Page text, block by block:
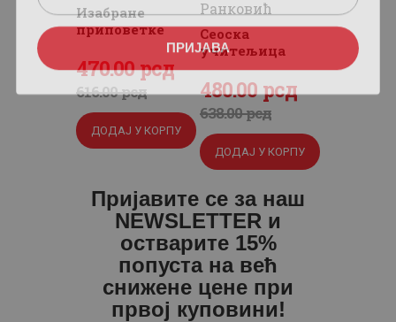
Изабране
приповетке
616.00рсд
Оригинална
цена
је
била:
470.00рсд
Тренутна
цена
је:
470.
рсд.
ДОДАЈ У КОРПУ
Ранковић
Сеоска
учитељица
638.00рсд
Оригинална
цена
је
била:
638 .
0
0
рсд.
480.00рсд
Тренутна
цена
је:
480.
0
0
рсд.
ДОДАЈ У КОРПУ
Пријавите се за наш
NEWSLETTER и
остварите 15%
попуста на већ
снижене цене при
првој куповини!
ПРИЈАВА